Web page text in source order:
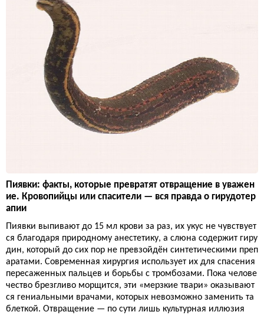
Пиявки: факты, которые превратят отвращение в уважен
ие. Кровопийцы или спасители — вся правда о гирудотер
апии
Пиявки выпивают до 15 мл крови за раз, их укус не чувствует
ся благодаря природному анестетику, а слюна содержит гиру
дин, который до сих пор не превзойдён синтетическими преп
аратами. Современная хирургия использует их для спасения
пересаженных пальцев и борьбы с тромбозами. Пока челове
чество брезгливо морщится, эти «мерзкие твари» оказывают
ся гениальными врачами, которых невозможно заменить та
блеткой. Отвращение — по сути лишь культурная иллюзия